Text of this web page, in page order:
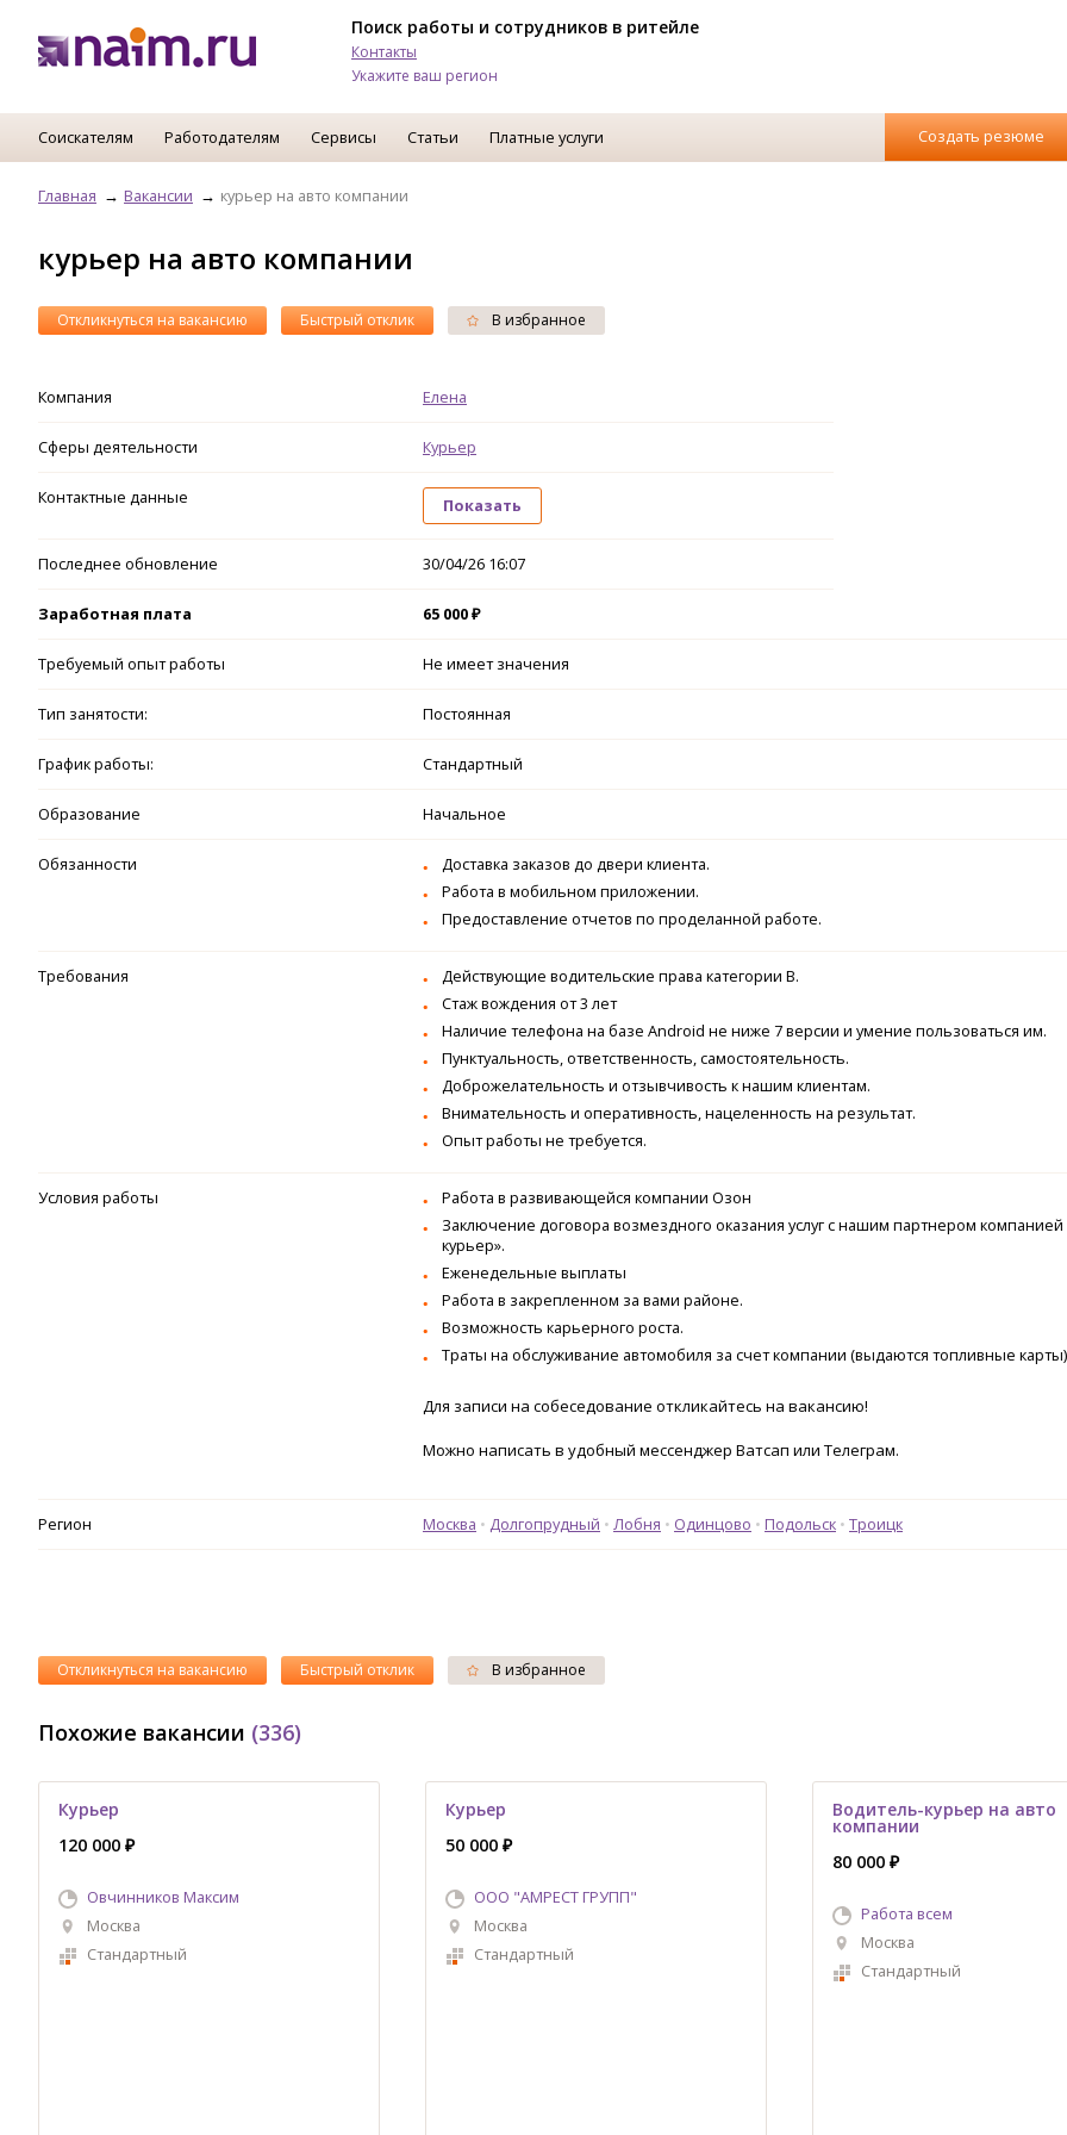
Поиск работы и сотрудников в ритейле
Контакты
Укажите ваш регион
Соискателям Работодателям Сервисы Статьи Платные услуги Создать резюме
Главная Вакансии курьер на авто компании
курьер на авто компании
Откликнуться на вакансию Быстрый отклик В избранное
Компания Елена
Сферы деятельности Курьер
Контактные данные Показать
Последнее обновление 30/04/26 16:07
Заработная плата 65 000 ₽
Требуемый опыт работы Не имеет значения
Тип занятости: Постоянная
График работы: Стандартный
Образование Начальное
Обязанности
Доставка заказов до двери клиента.
Работа в мобильном приложении.
Предоставление отчетов по проделанной работе.
Требования
Действующие водительские права категории В.
Стаж вождения от 3 лет
Наличие телефона на базе Android не ниже 7 версии и умение пользоваться им.
Пунктуальность, ответственность, самостоятельность.
Доброжелательность и отзывчивость к нашим клиентам.
Внимательность и оперативность, нацеленность на результат.
Опыт работы не требуется.
Условия работы
Работа в развивающейся компании Озон
Заключение договора возмездного оказания услуг с нашим партнером
курьер».
Еженедельные выплаты
Работа в закрепленном за вами районе.
Возможность карьерного роста.
Траты на обслуживание автомобиля за счет компании (выдаются топливные карты)
Для записи на собеседование откликайтесь на вакансию!
Можно написать в удобный мессенджер Ватсап или Телеграм.
Регион Москва Долгопрудный Лобня Одинцово Подольск Троицк
Откликнуться на вакансию Быстрый отклик В избранное
Похожие вакансии (336)
Курьер
120 000 ₽
Овчинников Максим
Москва
Стандартный
Курьер
50 000 ₽
ООО "АМРЕСТ ГРУПП"
Москва
Стандартный
Водитель-курьер на авто
компании
80 000 ₽
Работа всем
Москва
Стандартный